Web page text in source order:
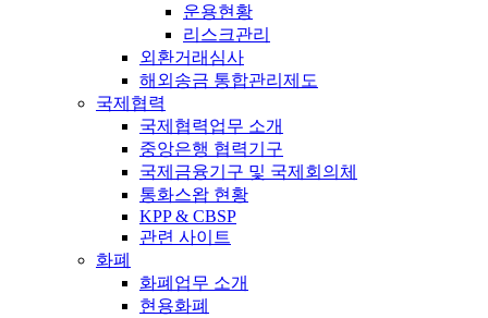
운용현황
리스크관리
외환거래심사
해외송금 통합관리제도
국제협력
국제협력업무 소개
중앙은행 협력기구
국제금융기구 및 국제회의체
통화스왑 현황
KPP & CBSP
관련 사이트
화폐
화폐업무 소개
현용화폐